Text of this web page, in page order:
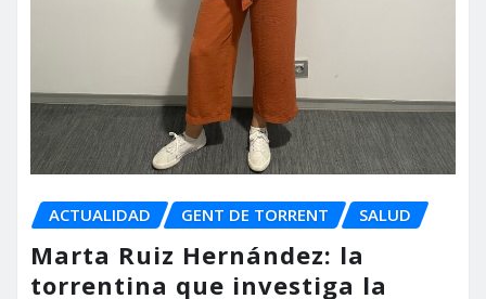
ACTUALIDAD GENT DE TORRENT SALUD
Marta Ruiz Hernández: la
torrentina que investiga la